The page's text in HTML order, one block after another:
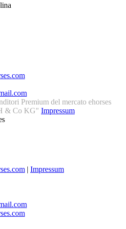
Premium del mercato ehorses
& Co KG" Impressum
| Impressum